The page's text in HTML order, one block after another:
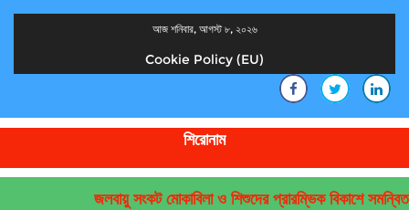
আজ শনিবার, আগস্ট ৮, ২০২৬
Cookie Policy (EU)
শিরোনাম
জলবায়ু সংকট মোকাবিলা ও শিশুদের প্রারম্ভিক বিকাশে